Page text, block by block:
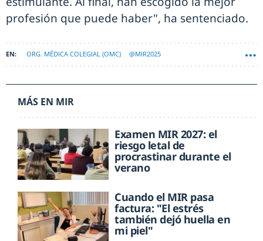
profesión que puede haber", ha sentenciado.
ORG. MÉDICA COLEGIAL (OMC) @MIR2025
MÁS EN MIR
Examen MIR 2027: el
riesgo letal de
procrastinar durante el
verano
Cuando el MIR pasa
factura: "El estrés
también dejó huella en
mi piel"